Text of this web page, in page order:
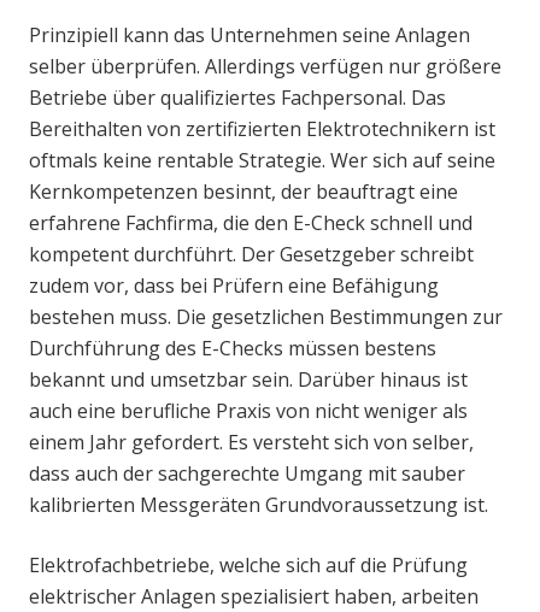
Prinzipiell kann das Unternehmen seine Anlagen
selber überprüfen. Allerdings verfügen nur größere
Betriebe über qualifiziertes Fachpersonal. Das
Bereithalten von zertifizierten Elektrotechnikern ist
oftmals keine rentable Strategie. Wer sich auf seine
Kernkompetenzen besinnt, der beauftragt eine
erfahrene Fachfirma, die den E-Check schnell und
kompetent durchführt. Der Gesetzgeber schreibt
zudem vor, dass bei Prüfern eine Befähigung
bestehen muss. Die gesetzlichen Bestimmungen zur
Durchführung des E-Checks müssen bestens
bekannt und umsetzbar sein. Darüber hinaus ist
auch eine berufliche Praxis von nicht weniger als
einem Jahr gefordert. Es versteht sich von selber,
dass auch der sachgerechte Umgang mit sauber
kalibrierten Messgeräten Grundvoraussetzung ist.
Elektrofachbetriebe, welche sich auf die Prüfung
elektrischer Anlagen spezialisiert haben, arbeiten